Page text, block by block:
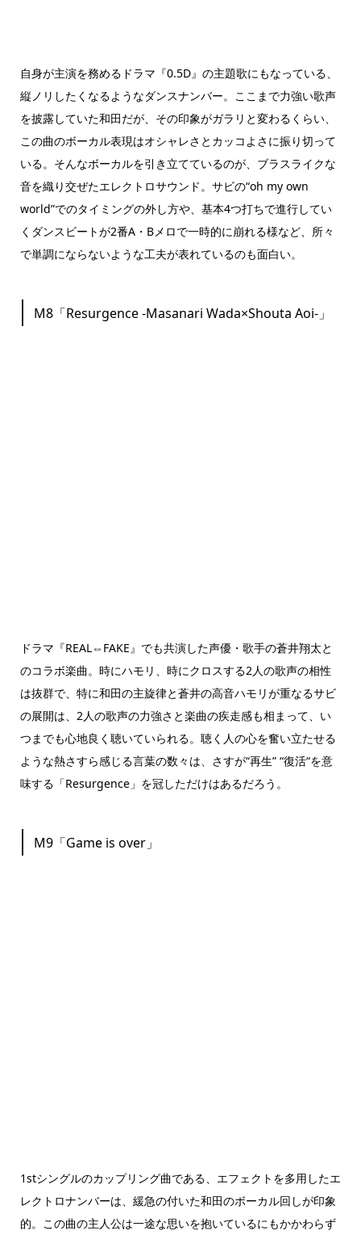
自身が主演を務めるドラマ『0.5D』の主題歌にもなっている、
縦ノリしたくなるようなダンスナンバー。ここまで力強い歌声
を披露していた和田だが、その印象がガラリと変わるくらい、
この曲のボーカル表現はオシャレさとカッコよさに振り切って
いる。そんなボーカルを引き立てているのが、ブラスライクな
音を織り交ぜたエレクトロサウンド。サビの“oh my own
world”でのタイミングの外し方や、基本4つ打ちで進行してい
くダンスビートが2番A・Bメロで一時的に崩れる様など、所々
で単調にならないような工夫が表れているのも面白い。
M8「Resurgence -Masanari Wada×Shouta Aoi-」
ドラマ『REAL⇔FAKE』でも共演した声優・歌手の蒼井翔太と
のコラボ楽曲。時にハモリ、時にクロスする2人の歌声の相性
は抜群で、特に和田の主旋律と蒼井の高音ハモリが重なるサビ
の展開は、2人の歌声の力強さと楽曲の疾走感も相まって、い
つまでも心地良く聴いていられる。聴く人の心を奮い立たせる
ような熱さすら感じる言葉の数々は、さすが“再生” “復活“を意
味する「Resurgence」を冠しただけはあるだろう。
M9「Game is over」
1stシングルのカップリング曲である、エフェクトを多用したエ
レクトロナンバーは、緩急の付いた和田のボーカル回しが印象
的。この曲の主人公は一途な思いを抱いているにもかかわらず